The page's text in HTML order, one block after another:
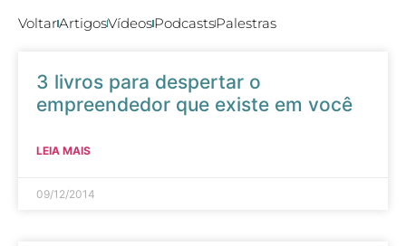
VoltarArtigosVídeosPodcastsPalestras
3 livros para despertar o
empreendedor que existe em você
LEIA MAIS
09/12/2014